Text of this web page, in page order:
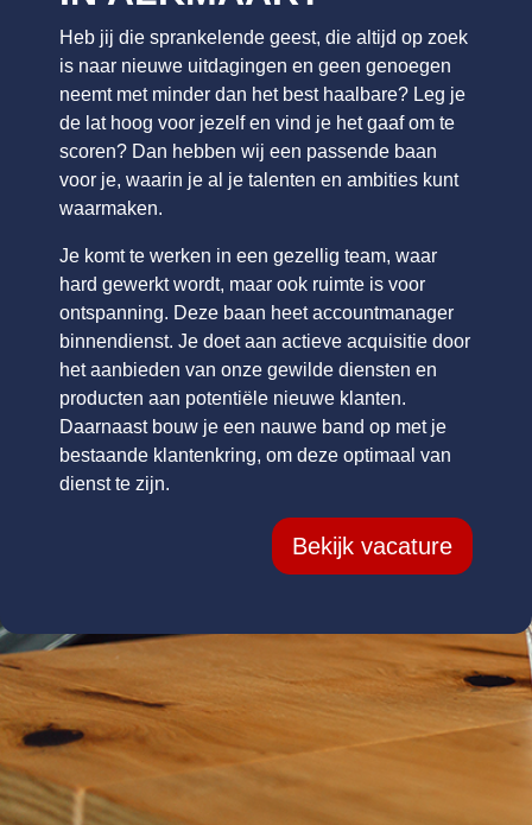
Vacatures Voor bedrijven
Heb jij die sprankelende geest, die altijd op zoek
is naar nieuwe uitdagingen en geen genoegen
neemt met minder dan het best haalbare? Leg je
de lat hoog voor jezelf en vind je het gaaf om te
scoren? Dan hebben wij een passende baan
voor je, waarin je al je talenten en ambities kunt
waarmaken.
Je komt te werken in een gezellig team, waar
hard gewerkt wordt, maar ook ruimte is voor
ontspanning. Deze baan heet accountmanager
binnendienst. Je doet aan actieve acquisitie door
het aanbieden van onze gewilde diensten en
producten aan potentiële nieuwe klanten.
Daarnaast bouw je een nauwe band op met je
bestaande klantenkring, om deze optimaal van
dienst te zijn.
Bekijk vacature